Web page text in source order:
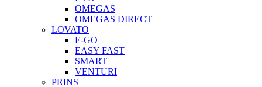
OMEGAS
OMEGAS DIRECT
LOVATO
E-GO
EASY FAST
SMART
VENTURI
PRINS